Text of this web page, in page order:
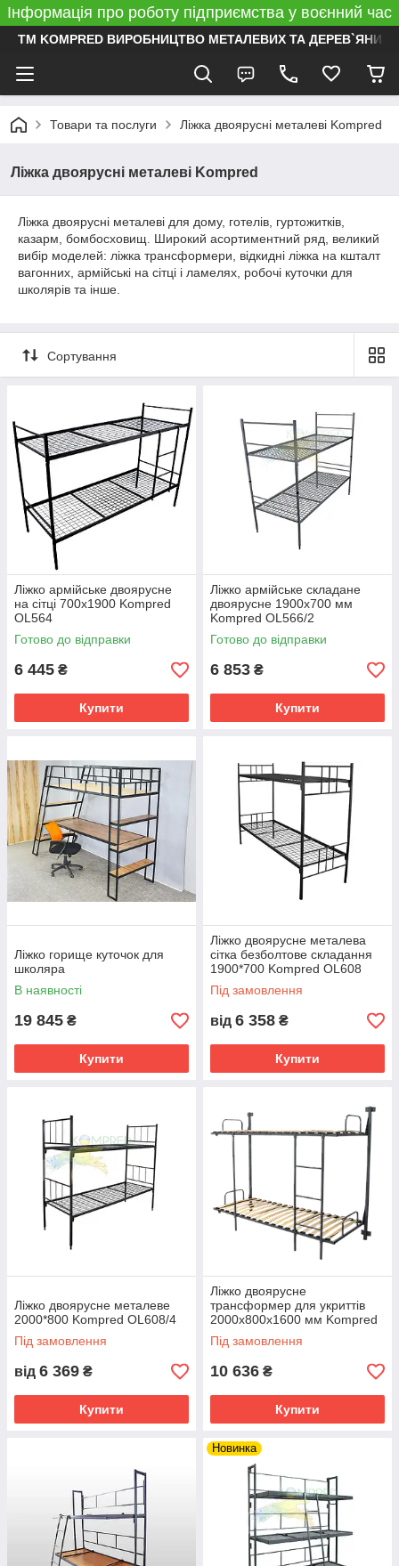
Інформація про роботу підприємства у воєнний час
ТМ KOMPRED ВИРОБНИЦТВО МЕТАЛЕВИХ ТА ДЕРЕВ`ЯНИХ
Товари та послуги Ліжка двоярусні металеві Kompred
Ліжка двоярусні металеві Kompred
Ліжка двоярусні металеві для дому, готелів, гуртожитків,
казарм, бомбосховищ. Широкий асортиментний ряд, великий
вибір моделей: ліжка трансформери, відкидні ліжка на кшталт
вагонних, армійські на сітці і ламелях, робочі куточки для
школярів та інше.
Сортування
Ліжко армійське двоярусне
на сітці 700х1900 Kompred
OL564
Готово до відправки
6 445 ₴
Купити
Ліжко армійське складане
двоярусне 1900х700 мм
Kompred OL566/2
Готово до відправки
6 853 ₴
Купити
Ліжко горище куточок для
школяра
В наявності
19 845 ₴
Купити
Ліжко двоярусне металева
сітка безболтове складання
1900*700 Kompred OL608
Під замовлення
від 6 358 ₴
Купити
Ліжко двоярусне металеве
2000*800 Kompred OL608/4
Під замовлення
від 6 369 ₴
Купити
Ліжко двоярусне
трансформер для укриттів
2000х800х1600 мм Kompred
OL602
Під замовлення
10 636 ₴
Купити
Новинка